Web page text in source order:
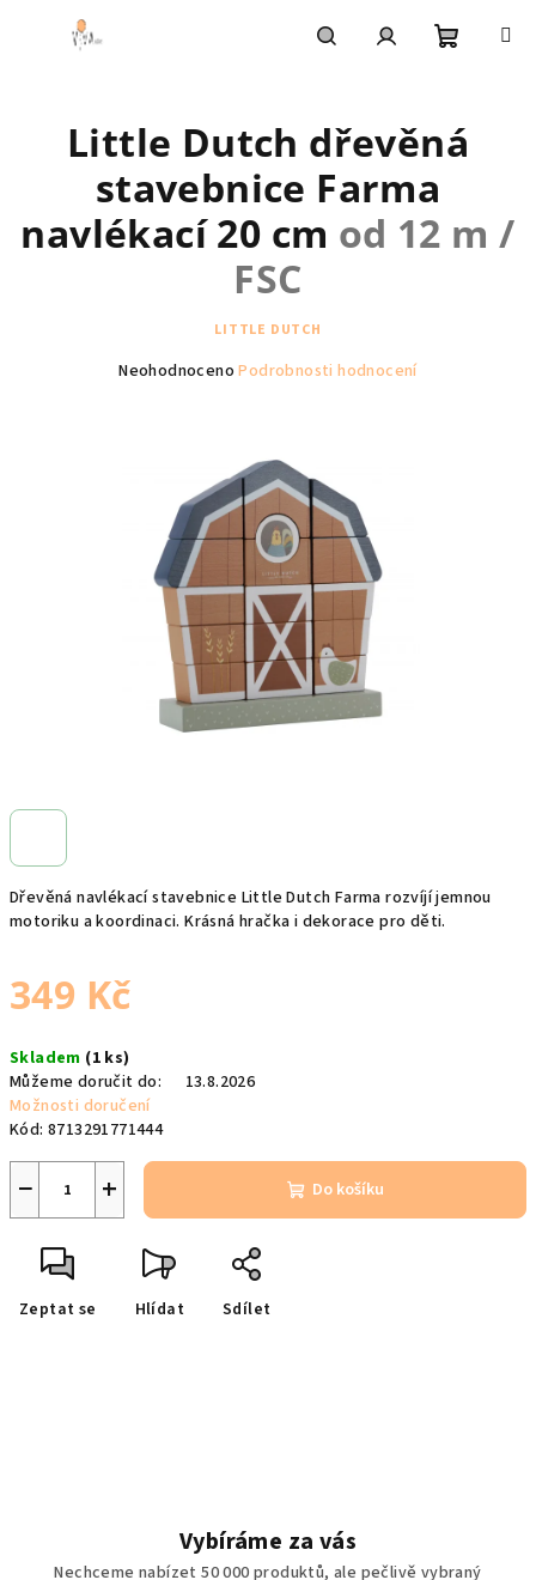
košík
Dřevěná navlékací stavebnice Little Dutch Farma rozvíjí jemnou
motoriku a koordinaci. Krásná hračka i dekorace pro děti.
349 Kč
cena:
Skladem (1 ks)
Můžeme doručit do:
13.8.2026
Možnosti doručení
Kód: 8713291771444
+
− Do košíku
Zeptat se Hlídat Sdílet
Little Dutch dřevěná
stavebnice Farma
navlékací 20 cm od 12 m /
FSC
LITTLE DUTCH
Průměrné
hvězdiček.
Neohodnoceno Podrobnosti hodnocení
Vybíráme za vás
Nechceme nabízet 50 000 produktů, ale pečlivě vybraný